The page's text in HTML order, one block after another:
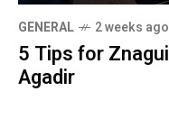
GENERAL 2 weeks ago
5 Tips for
Agadir